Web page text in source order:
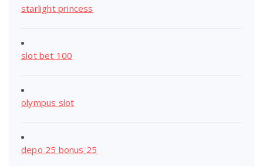
starlight princess
slot bet 100
olympus slot
depo 25 bonus 25